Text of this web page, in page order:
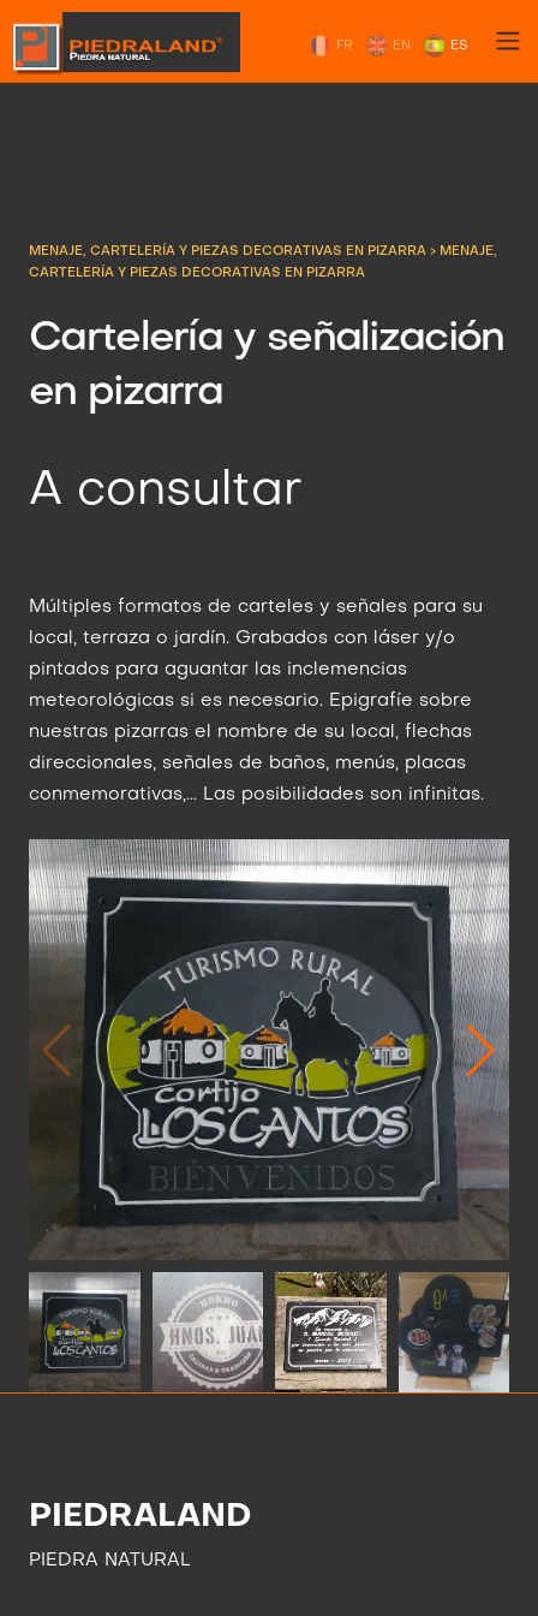
ES
EN
FR
MENAJE, CARTELERÍA Y PIEZAS DECORATIVAS EN PIZARRA > MENAJE,
CARTELERÍA Y PIEZAS DECORATIVAS EN PIZARRA
Cartelería y señalización
en pizarra
A consultar
Múltiples formatos de carteles y señales para su
local, terraza o jardín. Grabados con láser y/o
pintados para aguantar las inclemencias
meteorológicas si es necesario. Epigrafíe sobre
nuestras pizarras el nombre de su local, flechas
direccionales, señales de baños, menús, placas
conmemorativas,... Las posibilidades son infinitas.
PIEDRALAND
PIEDRA NATURAL